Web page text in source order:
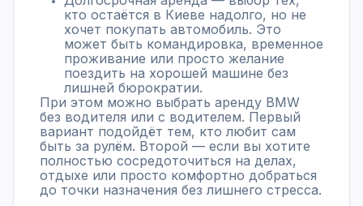
кто остаётся в Киеве надолго, но не
хочет покупать автомобиль. Это
может быть командировка, временное
проживание или просто желание
поездить на хорошей машине без
лишней бюрократии.
При этом можно выбрать аренду BMW
без водителя или с водителем. Первый
вариант подойдёт тем, кто любит сам
быть за рулём. Второй — если вы хотите
полностью сосредоточиться на делах,
отдыхе или просто комфортно добраться
до точки назначения без лишнего стресса.